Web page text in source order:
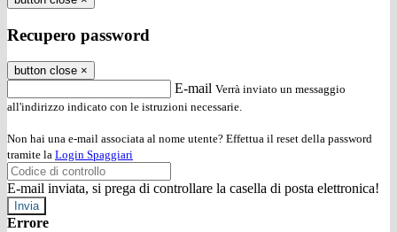
Recupero password
button close ×
E-mail Verrà inviato un messaggio
all'indirizzo indicato con le istruzioni necessarie.
Non hai una e-mail associata al nome utente? Effettua il reset della password
tramite la Login Spaggiari
E-mail inviata, si prega di controllare la casella di posta elettronica!
Errore